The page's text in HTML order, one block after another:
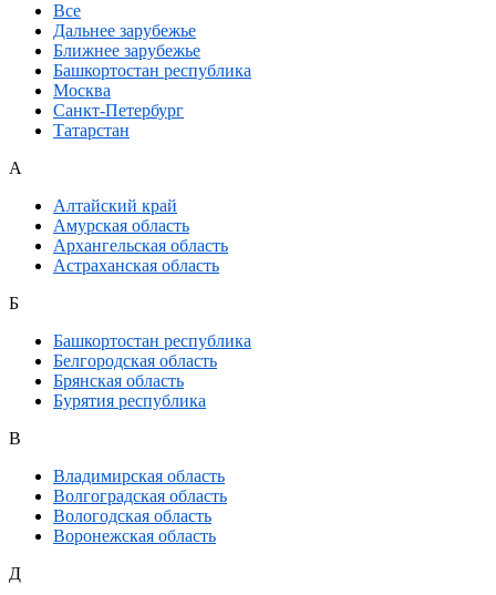
Все
Дальнее зарубежье
Ближнее зарубежье
Башкортостан республика
Москва
Санкт-Петербург
Татарстан
А
Алтайский край
Амурская область
Архангельская область
Астраханская область
Б
Башкортостан республика
Белгородская область
Брянская область
Бурятия республика
В
Владимирская область
Волгоградская область
Вологодская область
Воронежская область
Д